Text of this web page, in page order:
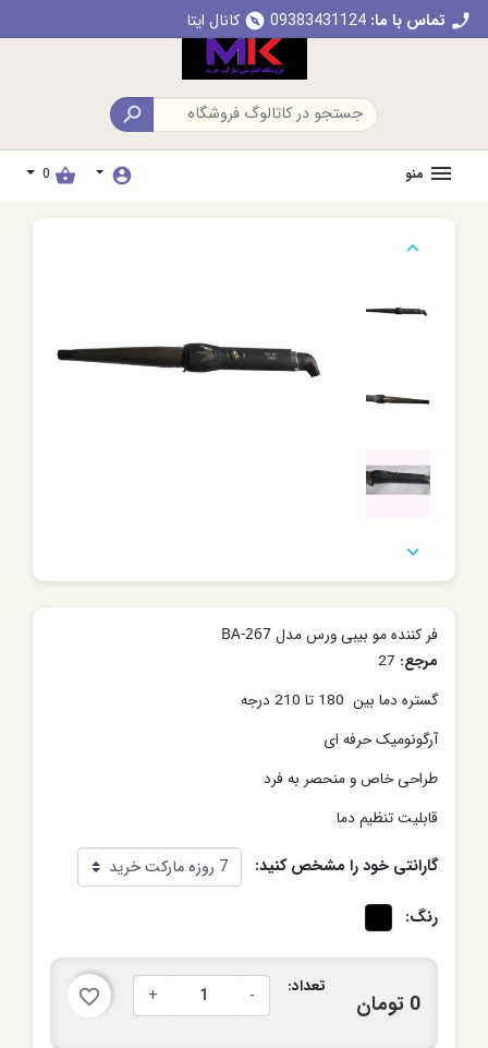
call تماس با ما: 09383431124
explore کانال ایتا

منو account_circle
shopping_basket
0


فر کننده مو بیبی ورس مدل BA-267
مرجع:
گستره دما بین
آرگونومیک حرفه ای
طراحی خاص و منحصر به فرد
قابلیت تنظیم دما
گارانتی خود را مشخص کنید:
رنگ:
0 تومان
تعداد: -
+
favorite_border